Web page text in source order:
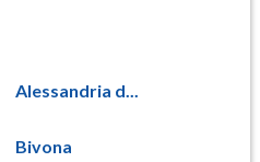
Alessandria d...
Bivona